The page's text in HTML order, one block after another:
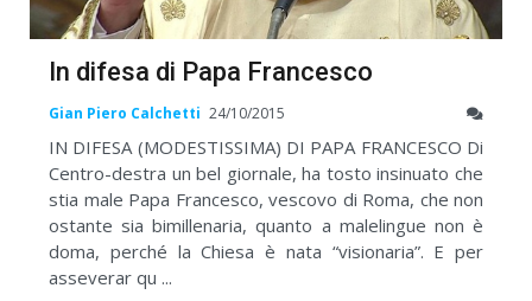
In difesa di Papa Francesco
Gian Piero Calchetti 24/10/2015
IN DIFESA (MODESTISSIMA) DI PAPA FRANCESCO Di
Centro-destra un bel giornale, ha tosto insinuato che
stia male Papa Francesco, vescovo di Roma, che non
ostante sia bimillenaria, quanto a malelingue non è
doma, perché la Chiesa è nata “visionaria”. E per
asseverar qu ...